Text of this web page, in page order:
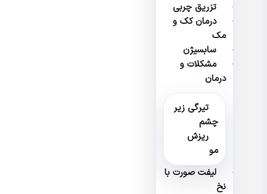
تزریق چربی
درمان کک و
مک
سابسیژن
مشکلات و
درمان
تیرگی زیر
چشم
ریزش
لیفت صورت با